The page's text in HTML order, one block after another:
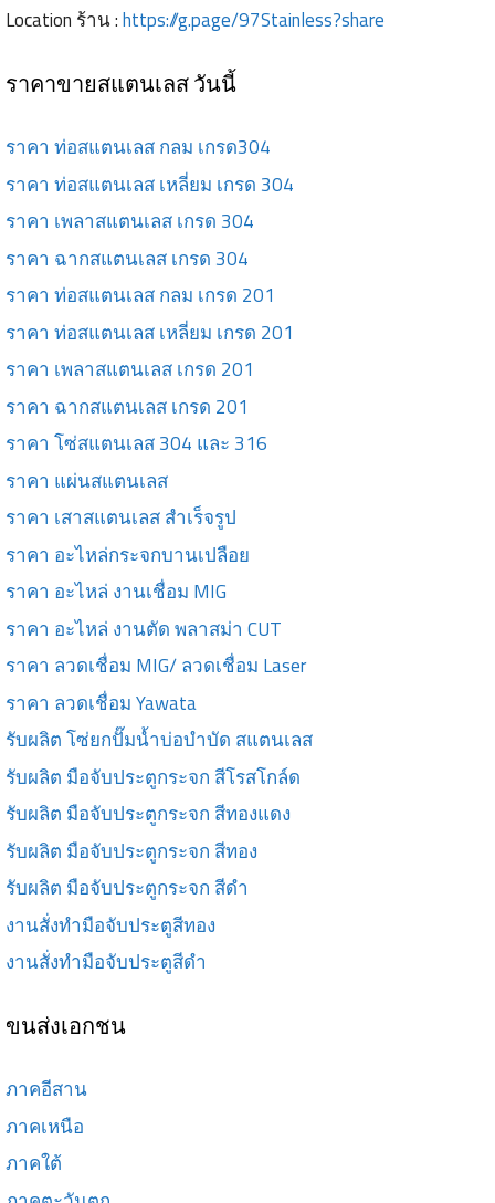
Location ร้าน :https://g.page/97Stainless?share
ราคาขายสแตนเลส วันนี้
ราคา ท่อสแตนเลส กลม เกรด304
ราคา ท่อสแตนเลส เหลี่ยม เกรด 304
ราคา เพลาสแตนเลส เกรด 304
ราคา ฉากสแตนเลส เกรด 304
ราคา ท่อสแตนเลส กลม เกรด 201
ราคา ท่อสแตนเลส เหลี่ยม เกรด 201
ราคา เพลาสแตนเลส เกรด 201
ราคา ฉากสแตนเลส เกรด 201
ราคา โซ่สแตนเลส 304 และ 316
ราคา แผ่นสแตนเลส
ราคา เสาสแตนเลส สำเร็จรูป
ราคา อะไหล่กระจกบานเปลือย
ราคา อะไหล่ งานเชื่อม MIG
ราคา อะไหล่ งานตัด พลาสม่า CUT
ราคา ลวดเชื่อม MIG/ ลวดเชื่อม Laser
ราคา ลวดเชื่อม Yawata
รับผลิต โซ่ยกปั๊มน้ำบ่อบำบัด สแตนเลส
รับผลิต มือจับประตูกระจก สีโรสโกล์ด
รับผลิต มือจับประตูกระจก สีทองแดง
รับผลิต มือจับประตูกระจก สีทอง
รับผลิต มือจับประตูกระจก สีดำ
งานสั่งทำมือจับประตูสีทอง
งานสั่งทำมือจับประตูสีดำ
ขนส่งเอกชน
ภาคอีสาน
ภาคเหนือ
ภาคใต้